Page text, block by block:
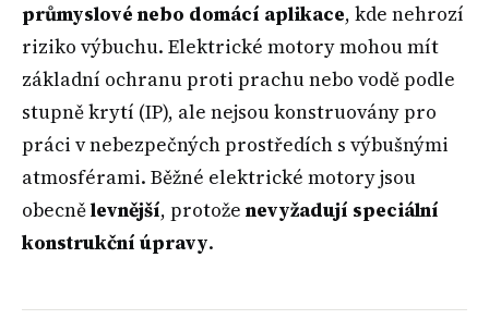
průmyslové nebo domácí aplikace, kde nehrozí
riziko výbuchu. Elektrické motory mohou mít
základní ochranu proti prachu nebo vodě podle
stupně krytí (IP), ale nejsou konstruovány pro
práci v nebezpečných prostředích s výbušnými
atmosférami. Běžné elektrické motory jsou
obecnělevnější, protože nevyžadují speciální
konstrukční úpravy.